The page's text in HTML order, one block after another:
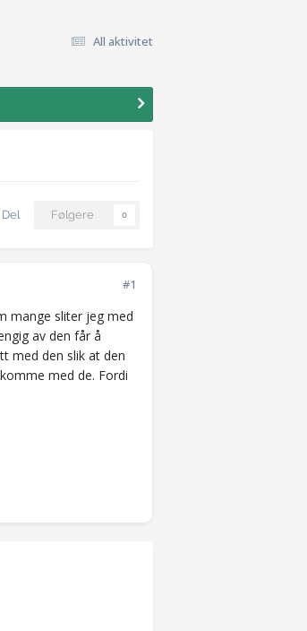
All aktivitet
Del Følgere 0
#1
mange sliter jeg med
av den får å
med den slik at den
med de. Fordi